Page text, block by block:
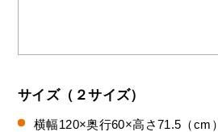
サイズ（２サイズ）
横幅120×奥行60×高さ71.5（cm）